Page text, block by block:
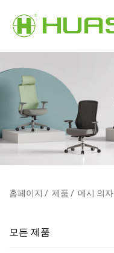
홈페이지 / 제품 / 메시 의자
모든 제품